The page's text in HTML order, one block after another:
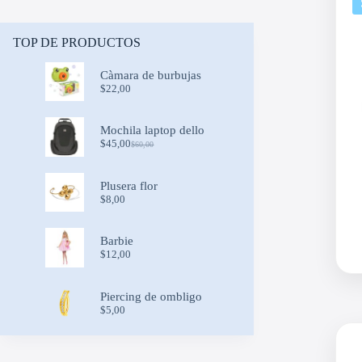
TOP DE PRODUCTOS
Càmara de burbujas
$22,00
Mochila laptop dello
$60,00
Original
$60,00.
$45,00Current
$45,00.
Plusera flor
$8,00
Barbie
$12,00
Piercing de ombligo
$5,00